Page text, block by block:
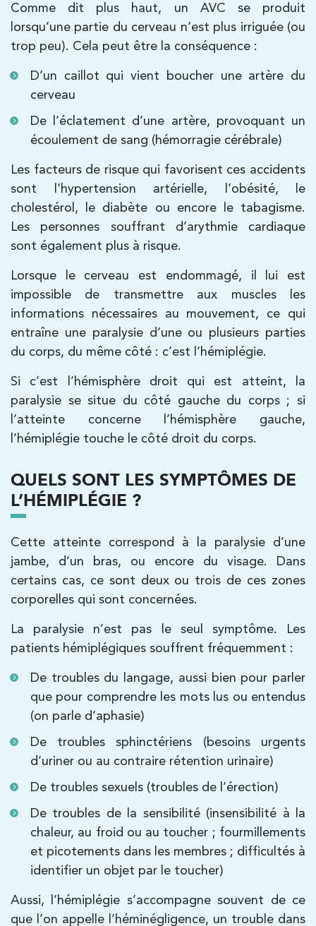
Comme dit plus haut, un AVC se produit
lorsqu’une partie du cerveau n’est plus irriguée (ou
trop peu). Cela peut être la conséquence :
D’un caillot qui vient boucher une artère du
cerveau
De l’éclatement d’une artère, provoquant un
écoulement de sang (hémorragie cérébrale)
Les facteurs de risque qui favorisent ces accidents
sont l’hypertension artérielle, l’obésité, le
cholestérol, le diabète ou encore le tabagisme.
Les personnes souffrant d’arythmie cardiaque
sont également plus à risque.
Lorsque le cerveau est endommagé, il lui est
impossible de transmettre aux muscles les
informations nécessaires au mouvement, ce qui
entraîne une paralysie d’une ou plusieurs parties
du corps, du même côté : c’est l’hémiplégie.
Si c’est l’hémisphère droit qui est atteint, la
paralysie se situe du côté gauche du corps ; si
l’atteinte concerne l’hémisphère gauche,
l’hémiplégie touche le côté droit du corps.
QUELS SONT LES SYMPTÔMES DE
L’HÉMIPLÉGIE ?
Cette atteinte correspond à la paralysie d’une
jambe, d’un bras, ou encore du visage. Dans
certains cas, ce sont deux ou trois de ces zones
corporelles qui sont concernées.
La paralysie n’est pas le seul symptôme. Les
patients hémiplégiques souffrent fréquemment :
De troubles du langage, aussi bien pour parler
que pour comprendre les mots lus ou entendus
(on parle d’aphasie)
De troubles sphinctériens (besoins urgents
d’uriner ou au contraire rétention urinaire)
De troubles sexuels (troubles de l’érection)
De troubles de la sensibilité (insensibilité à la
chaleur, au froid ou au toucher ; fourmillements
et picotements dans les membres ; difficultés à
identifier un objet par le toucher)
Aussi, l’hémiplégie s’accompagne souvent de ce
que l’on appelle l’héminégligence, un trouble dans
PRENDRE RDV
PRENDRE RDV
3 Av. André Morizet 92100 Boulogne-
3 Av. André Morizet 92100 Boulogne-
Billancourt
01 48 25 34 79
PRENDRE RDV
PRENDRE RDV
Kinésithérapie
IK Châtenay-Malabry – 92
380 Av. de la Division Leclerc 92290
Châtenay-Malabry
380 Av. de la Division Leclerc 92290
Châtenay-Malabry
01 43 50 05 24
PRENDRE RDV
PRENDRE RDV
Kinésithérapie Balnéothérapie
68 Av. de Villiers 75017 Paris
68 Av. de Villiers 75017 Paris
01 44 90 90 40
PRENDRE RDV
PRENDRE RDV
Kinésithérapie
IK Paris 8 – Saint Lazare
20 Rue de la Pépinière 75008 Paris
20 Rue de la Pépinière 75008 Paris
01 55 06 05 07
PRENDRE RDV
PRENDRE RDV
Kinésithérapie
IK Vanves – 92
5 Rue Monge 92170 Vanves
Kinésithérapie Balnéothérapie